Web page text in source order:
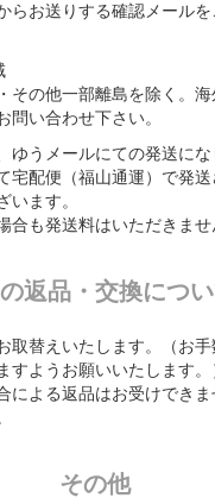
らお送りする確認メールを
その他一部離島を除く。
問い合わせ下さい。
ゆうメールにての発送にな
宅配便（福山通運）で発送
います。
合も発送料はいただきませ
返品・交換につ
取替えいたします。（お
すようお願いいたします。
による返品はお受けでき
その他